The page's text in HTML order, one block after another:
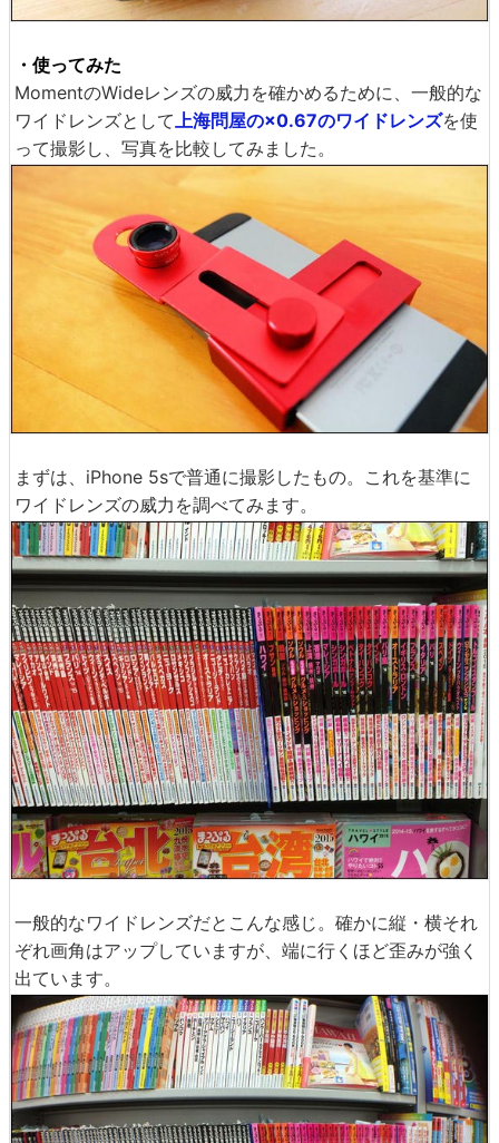
・使ってみた
MomentのWideレンズの威力を確かめるために、一般的な
ワイドレンズとして上海問屋の×0.67のワイドレンズを使
って撮影し、写真を比較してみました。
まずは、iPhone 5sで普通に撮影したもの。これを基準に
ワイドレンズの威力を調べてみます。
一般的なワイドレンズだとこんな感じ。確かに縦・横それ
ぞれ画角はアップしていますが、端に行くほど歪みが強く
出ています。